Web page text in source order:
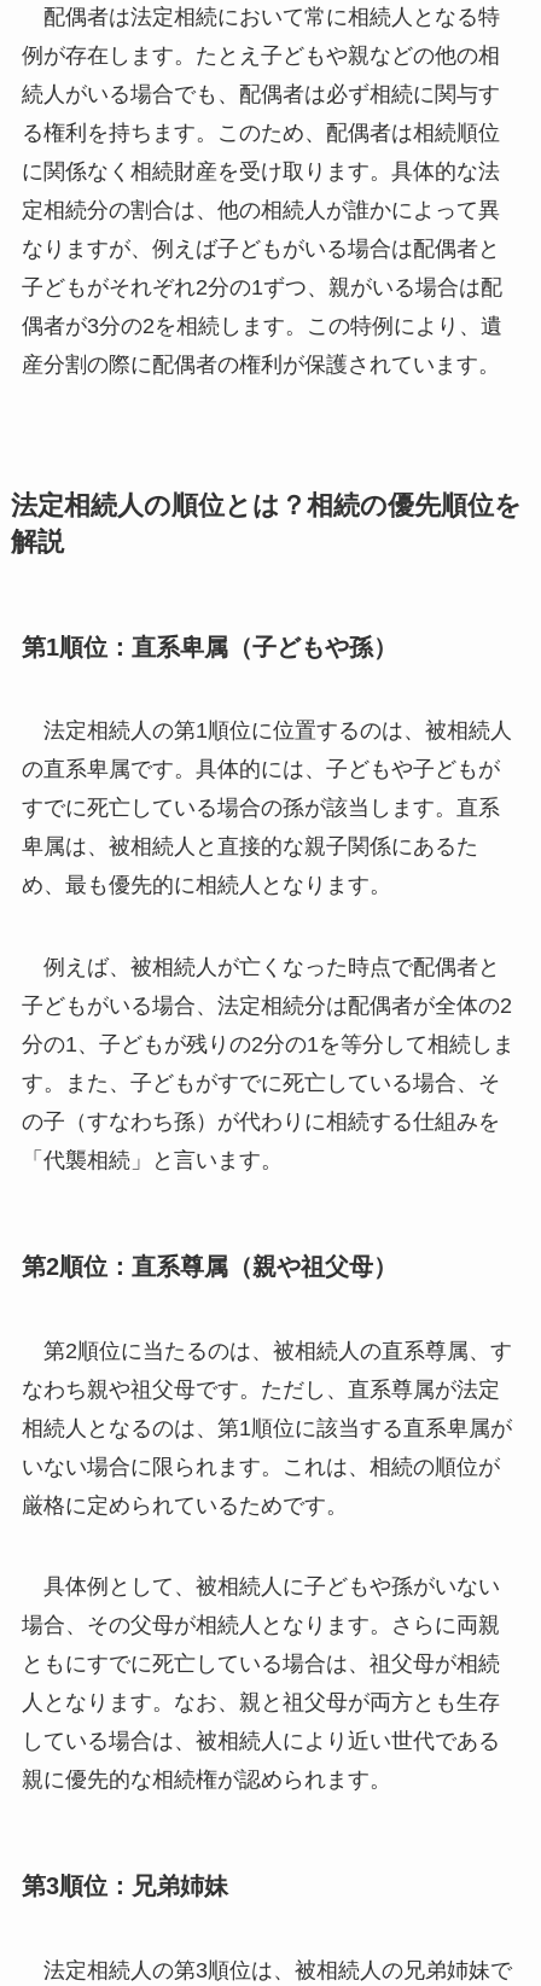
配偶者は法定相続において常に相続人となる特
例が存在します。たとえ子どもや親などの他の相
続人がいる場合でも、配偶者は必ず相続に関与す
る権利を持ちます。このため、配偶者は相続順位
に関係なく相続財産を受け取ります。具体的な法
定相続分の割合は、他の相続人が誰かによって異
なりますが、例えば子どもがいる場合は配偶者と
子どもがそれぞれ2分の1ずつ、親がいる場合は配
偶者が3分の2を相続します。この特例により、遺
産分割の際に配偶者の権利が保護されています。
法定相続人の順位とは？相続の優先順位を
解説
第1順位：直系卑属（子どもや孫）
法定相続人の第1順位に位置するのは、被相続人
の直系卑属です。具体的には、子どもや子どもが
すでに死亡している場合の孫が該当します。直系
卑属は、被相続人と直接的な親子関係にあるた
め、最も優先的に相続人となります。
例えば、被相続人が亡くなった時点で配偶者と
子どもがいる場合、法定相続分は配偶者が全体の2
分の1、子どもが残りの2分の1を等分して相続しま
す。また、子どもがすでに死亡している場合、そ
の子（すなわち孫）が代わりに相続する仕組みを
「代襲相続」と言います。
第2順位：直系尊属（親や祖父母）
第2順位に当たるのは、被相続人の直系尊属、す
なわち親や祖父母です。ただし、直系尊属が法定
相続人となるのは、第1順位に該当する直系卑属が
いない場合に限られます。これは、相続の順位が
厳格に定められているためです。
具体例として、被相続人に子どもや孫がいない
場合、その父母が相続人となります。さらに両親
ともにすでに死亡している場合は、祖父母が相続
人となります。なお、親と祖父母が両方とも生存
している場合は、被相続人により近い世代である
親に優先的な相続権が認められます。
第3順位：兄弟姉妹
法定相続人の第3順位は、被相続人の兄弟姉妹で